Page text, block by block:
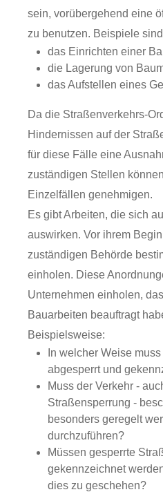
sein, vorübergehend eine
zu benutzen. Beispiele sind
das Einrichten einer
die Lagerung von
das Aufstellen eines
Da die Straßenverkehrs-
Hindernissen auf der
für diese Fälle eine
zuständigen Stellen
Einzelfällen genehmigen.
Es gibt Arbeiten, die sich
auswirken. Vor ihrem
zuständigen Behörde
einholen. Diese
Unternehmen einholen,
Bauarbeiten beauftragt
Beispielsweise:
In welcher Weise
abgesperrt und
Muss der Verkehr -
Straßensperrung -
besonders geregelt
durchzuführen?
Müssen gesperrte
gekennzeichnet
dies zu geschehen?